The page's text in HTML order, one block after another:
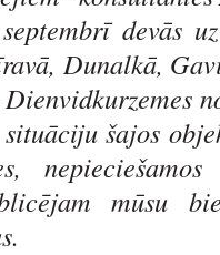
septembrī devās
Dunalkā,
šajos
mūsu